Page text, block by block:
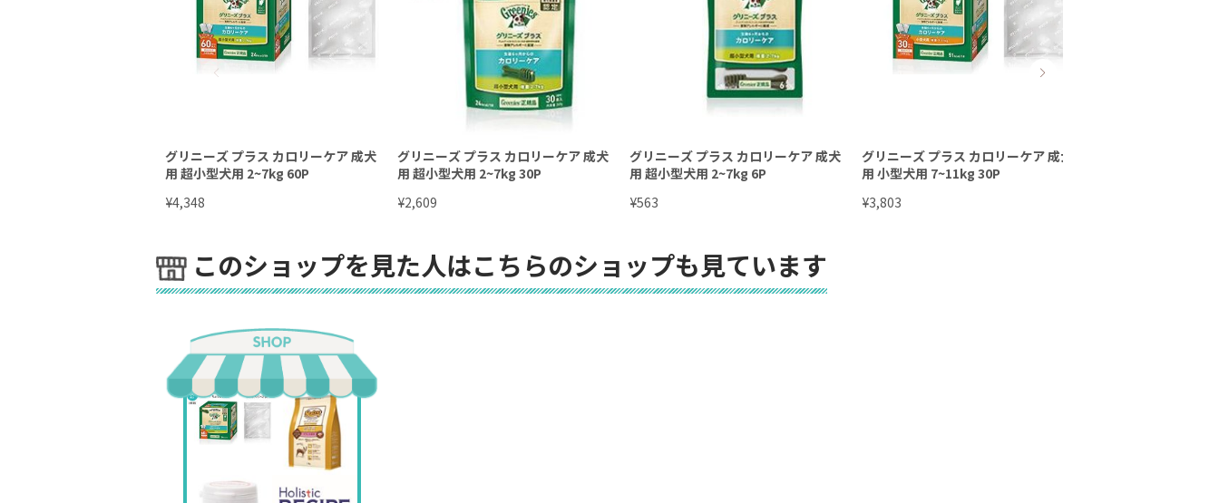
グリニーズ プラス カロリーケア 成犬
用 超小型犬用 2~7kg 60P
¥4,348
グリニーズ プラス カロリーケア 成犬
用 超小型犬用 2~7kg 30P
¥2,609
グリニーズ プラス カロリーケア 成犬
用 超小型犬用 2~7kg 6P
¥563
グリニーズ プラス カロリーケア 成犬
用 小型犬用 7~11kg 30P
¥3,803
このショップを見た人はこちらのショップも見ています